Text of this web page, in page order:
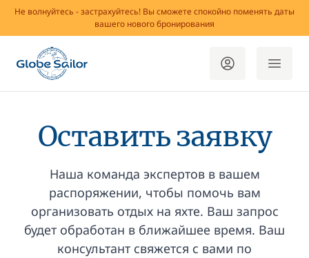
Не волнуйтесь - застрахуйтесь! Вы сможете спокойно поменять даты
вашего нового бронирования
Оставить заявку
Наша команда экспертов в вашем
распоряжении, чтобы помочь вам
организовать отдых на яхте. Ваш запрос
будет обработан в ближайшее время. Ваш
консультант свяжется с вами по